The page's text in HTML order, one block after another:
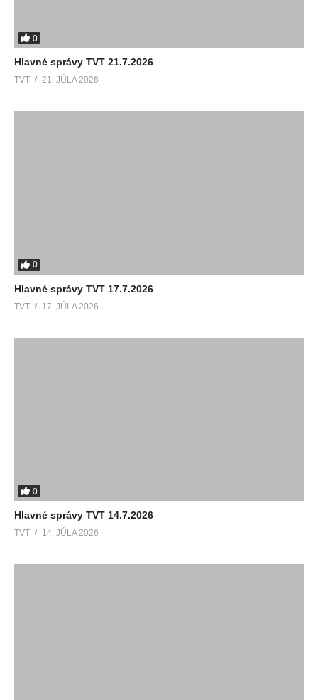
0
Hlavné správy TVT 21.7.2026
TVT 21. JÚLA 2026
0
Hlavné správy TVT 17.7.2026
TVT 17. JÚLA 2026
0
Hlavné správy TVT 14.7.2026
TVT 14. JÚLA 2026